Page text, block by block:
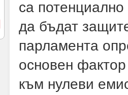
са
да бъдат
парламента
основен
към нулеви